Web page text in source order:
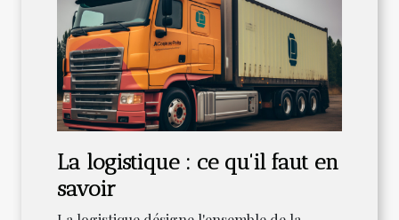
La logistique : ce qu'il faut en
savoir